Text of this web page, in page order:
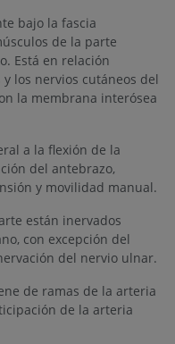
bajo la fascia
de la parte
Está en relación
los nervios cutáneos del
la membrana interósea
a la flexión de la
del antebrazo,
y movilidad manual.
están inervados
con excepción del
del nervio ulnar.
de ramas de la arteria
de la arteria